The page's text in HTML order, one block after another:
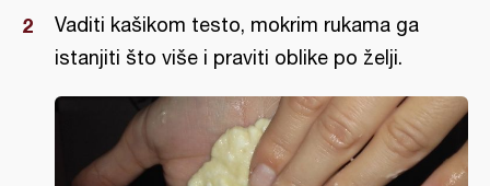
Vaditi kašikom testo, mokrim rukama ga
istanjiti što više i praviti oblike po želji.